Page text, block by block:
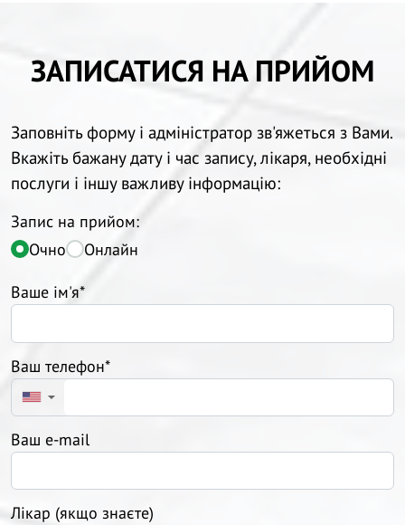
ЗАПИСАТИСЯ НА ПРИЙОМ
Заповніть форму і адміністратор зв'яжеться з Вами.
Вкажіть бажану дату і час запису, лікаря, необхідні
послуги і іншу важливу інформацію:
Запис на прийом:
Очно
Онлайн
Ваше ім'я*
Ваш телефон*
▼
Ваш e-mail
Лікар (якщо знаєте)